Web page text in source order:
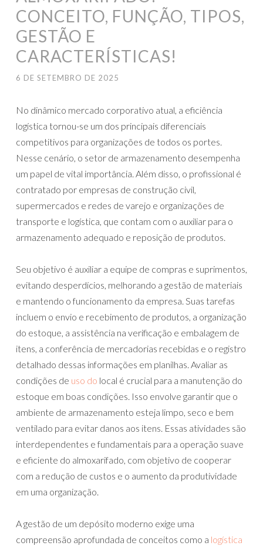
CONCEITO, FUNÇÃO, TIPOS,
GESTÃO E
CARACTERÍSTICAS!
6 DE SETEMBRO DE 2025
No dinâmico mercado corporativo atual, a eficiência
logística tornou-se um dos principais diferenciais
competitivos para organizações de todos os portes.
Nesse cenário, o setor de armazenamento desempenha
um papel de vital importância. Além disso, o profissional é
contratado por empresas de construção civil,
supermercados e redes de varejo e organizações de
transporte e logística, que contam com o auxiliar para o
armazenamento adequado e reposição de produtos.
Seu objetivo é auxiliar a equipe de compras e suprimentos,
evitando desperdícios, melhorando a gestão de materiais
e mantendo o funcionamento da empresa. Suas tarefas
incluem o envio e recebimento de produtos, a organização
do estoque, a assistência na verificação e embalagem de
itens, a conferência de mercadorias recebidas e o registro
detalhado dessas informações em planilhas. Avaliar as
condições de uso do local é crucial para a manutenção do
estoque em boas condições. Isso envolve garantir que o
ambiente de armazenamento esteja limpo, seco e bem
ventilado para evitar danos aos itens. Essas atividades são
interdependentes e fundamentais para a operação suave
e eficiente do almoxarifado, com objetivo de cooperar
com a redução de custos e o aumento da produtividade
em uma organização.
A gestão de um depósito moderno exige uma
compreensão aprofundada de conceitos como a logística